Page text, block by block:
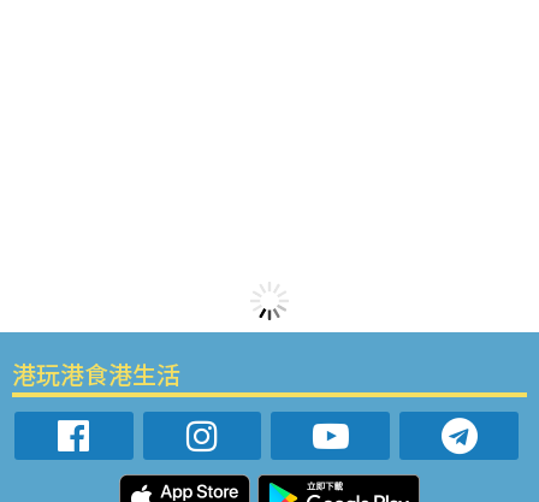
港玩港食港生活